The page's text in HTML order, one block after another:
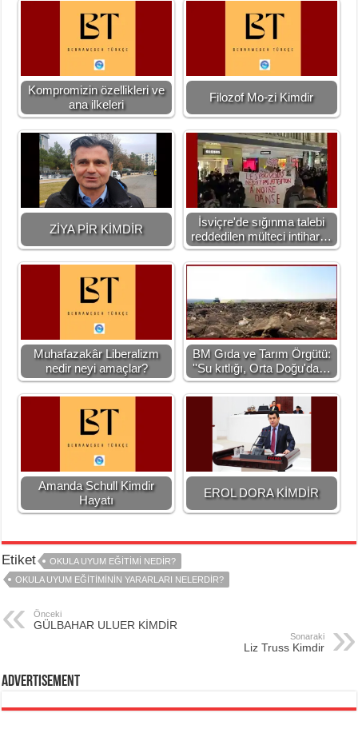
Kompromizin özellikleri ve
ana ilkeleri
Filozof Mo-zi Kimdir
ZİYA PİR KİMDİR
İsviçre'de sığınma talebi
reddedilen mülteci intihar…
Muhafazakâr Liberalizm
nedir neyi amaçlar?
BM Gıda ve Tarım Örgütü:
''Su kıtlığı, Orta Doğu'da…
Amanda Schull Kimdir
Hayatı
EROL DORA KİMDİR
Etiket
OKULA UYUM EĞITIMI NEDIR?
OKULA UYUM EĞITIMININ YARARLARI NELERDIR?
Önceki
GÜLBAHAR ULUER KİMDİR
Sonaraki
Liz Truss Kimdir
Advertisement